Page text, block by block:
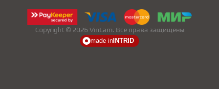
Copyright © 2026 VinLam. Все права защищены
made in INTRID